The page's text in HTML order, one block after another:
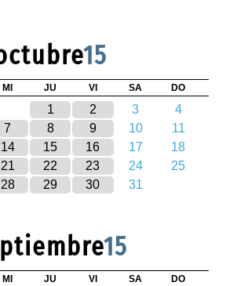
15
MI JU VI SA DO
1 2 3
4
7 8 9 10
11
14 15 16 17
18
21 22 23 24
25
28 29 30 31
15
MI JU VI SA DO